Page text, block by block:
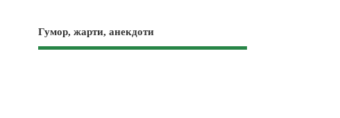
Гумор, жарти, анекдоти